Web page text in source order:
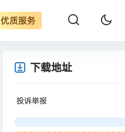
优质服务
下载地址
投诉举报